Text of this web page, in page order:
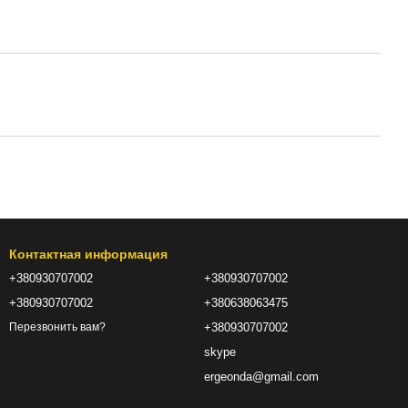
Контактная информация
+380930707002
+380930707002
Перезвонить вам?
+380930707002
+380638063475
+380930707002
skype
ergeonda@gmail.com